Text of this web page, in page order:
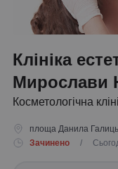
Клініка
Мирослави
Косметологічна
площа Данила
Зачинено
/